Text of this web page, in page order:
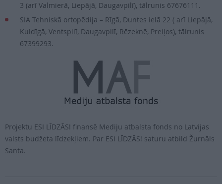
3 (arī Valmierā, Liepājā, Daugavpilī), tālrunis 67676111.
SIA Tehniskā ortopēdija – Rīgā, Duntes ielā 22 ( arī Liepājā,
Kuldīgā, Ventspilī, Daugavpilī, Rēzeknē, Preiļos), tālrunis
67399293.
Projektu ESI LĪDZĀS! finansē Mediju atbalsta fonds no Latvijas
valsts budžeta līdzekļiem. Par ESI LĪDZĀS! saturu atbild Žurnāls
Santa.